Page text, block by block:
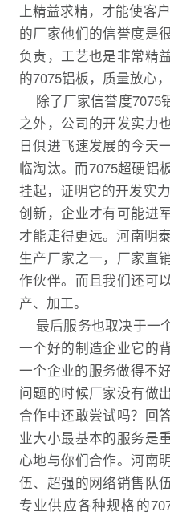
上精益求精，才能使客
的厂家他们的信誉度是
负责，工艺也是非常精
的7075铝板，质量放心，
除了厂家信誉度7075
之外，公司的开发实力
日俱进飞速发展的今天
临淘汰。而7075超硬铝
挂起，证明它的开发实
创新，企业才有可能进
才能走得更远。河南明
生产厂家之一，厂家直
作伙伴。而且我们还可
产、加工。
最后服务也取决于一
一个好的制造企业它的
一个企业的服务做得不
问题的时候厂家没有做
合作中还敢尝试吗？回
业大小最基本的服务是
心地与你们合作。河南
伍、超强的网络销售队
专业供应各种规格的